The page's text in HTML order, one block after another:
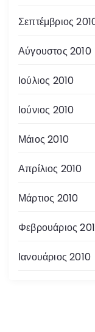
Σεπτέμβριος
Αύγουστος 2010
Ιούλιος 2010
Ιούνιος 2010
Μάιος 2010
Απρίλιος 2010
Μάρτιος 2010
Φεβρουάριος
Ιανουάριος 2010